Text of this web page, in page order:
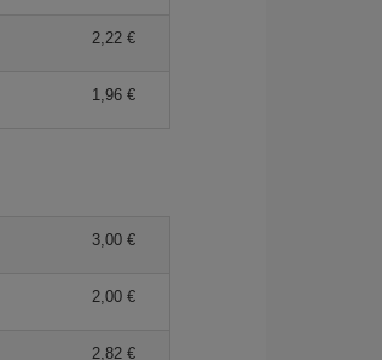
2,22 €
1,96 €
3,00 €
2,00 €
2,82 €